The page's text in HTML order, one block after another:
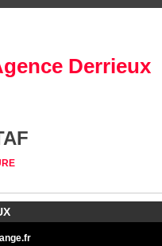
Derrieux